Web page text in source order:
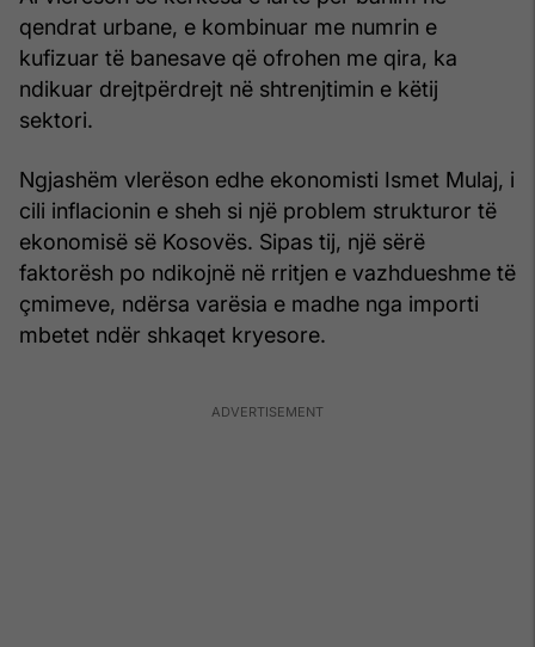
qendrat urbane, e kombinuar me numrin e
kufizuar të banesave që ofrohen me qira, ka
ndikuar drejtpërdrejt në shtrenjtimin e këtij
sektori.
Ngjashëm vlerëson edhe ekonomisti Ismet Mulaj, i
cili inflacionin e sheh si një problem strukturor të
ekonomisë së Kosovës. Sipas tij, një sërë
faktorësh po ndikojnë në rritjen e vazhdueshme të
çmimeve, ndërsa varësia e madhe nga importi
mbetet ndër shkaqet kryesore.